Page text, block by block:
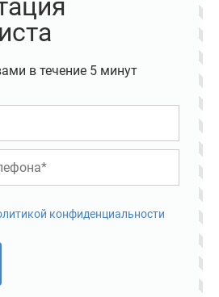
в течение 5 минут
конфиденциальности